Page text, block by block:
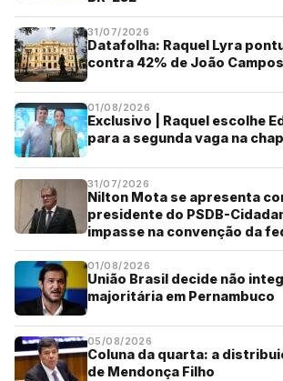
31/07/2026
Datafolha: Raquel Lyra
contra 42% de João Campos
01/08/2026
Exclusivo | Raquel escolhe
para a segunda vaga na
31/07/2026
Nilton Mota se apresenta
presidente do PSDB-
impasse na convenção da
01/08/2026
União Brasil decide não
majoritária em Pernambuco
05/08/2026
Coluna da quarta: a
de Mendonça Filho